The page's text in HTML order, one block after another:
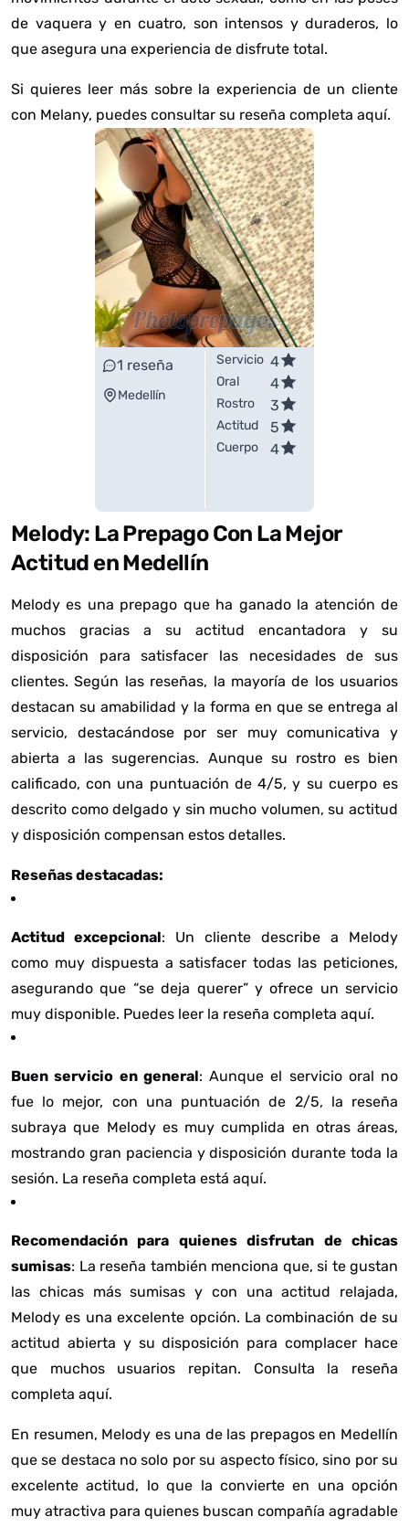
de vaquera y en cuatro, son intensos y duraderos, lo
que asegura una experiencia de disfrute total.
Si quieres leer más sobre la experiencia de un cliente
con Melany, puedes consultar su reseña completa aquí.
1 reseña
Medellín
Servicio 4
Oral 4
Rostro 3
Actitud 5
Cuerpo 4
Melody: La Prepago Con La Mejor
Actitud en Medellín
Melody es una prepago que ha ganado la atención de
muchos gracias a su actitud encantadora y su
disposición para satisfacer las necesidades de sus
clientes. Según las reseñas, la mayoría de los usuarios
destacan su amabilidad y la forma en que se entrega al
servicio, destacándose por ser muy comunicativa y
abierta a las sugerencias. Aunque su rostro es bien
calificado, con una puntuación de 4/5, y su cuerpo es
descrito como delgado y sin mucho volumen, su actitud
y disposición compensan estos detalles.
Reseñas destacadas:
Actitud excepcional: Un cliente describe a Melody
como muy dispuesta a satisfacer todas las peticiones,
asegurando que “se deja querer” y ofrece un servicio
muy disponible. Puedes leer la reseña completa aquí.
Buen servicio en general: Aunque el servicio oral no
fue lo mejor, con una puntuación de 2/5, la reseña
subraya que Melody es muy cumplida en otras áreas,
mostrando gran paciencia y disposición durante toda la
sesión. La reseña completa está aquí.
Recomendación para quienes disfrutan de chicas
sumisas: La reseña también menciona que, si te gustan
las chicas más sumisas y con una actitud relajada,
Melody es una excelente opción. La combinación de su
actitud abierta y su disposición para complacer hace
que muchos usuarios repitan. Consulta la reseña
completa aquí.
En resumen, Melody es una de las prepagos en Medellín
que se destaca no solo por su aspecto físico, sino por su
excelente actitud, lo que la convierte en una opción
muy atractiva para quienes buscan compañía agradable